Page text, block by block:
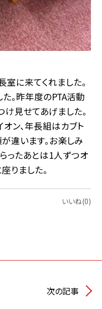
に来てくれました。
。昨年度のPTA活動
見せてあげました。
ン、年長組はカブト
違います。お楽しみ
ったあとは1人ずつオ
りました。
いいね(0)
次の記事